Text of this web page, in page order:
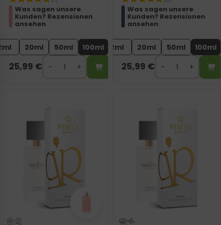
Was sagen unsere
Kunden? Rezensionen
ansehen
20ml 50ml 100ml
25,99 €
Was sagen unsere
Kunden? Rezensionen
ansehen
2ml 20ml 50ml 100ml
25,99 €